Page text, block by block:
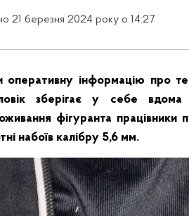
21 березня 2024 року о 14:27
оперативну інформацію про
зберігає у себе
фігуранта працівники
набоїв калібру 5,6 мм.